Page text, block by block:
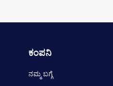
ಕಂಪನಿ
ನಮ್ಮ ಬಗ್ಗೆ